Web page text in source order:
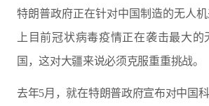
特朗普政府正在针对中国制造的无人
上目前冠状病毒疫情正在袭击最大
国，这对大疆来说必须克服重重挑战。
去年5月，就在特朗普政府宣布对中国